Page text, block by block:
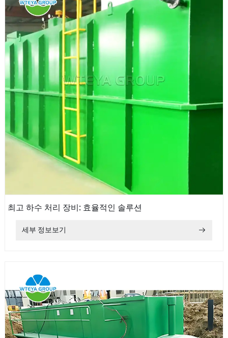
최고 하수 처리 장비: 효율적인 솔루션
세부 정보보기